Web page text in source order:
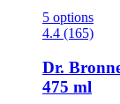
5 options
4.4 (165)
Dr.
475 ml